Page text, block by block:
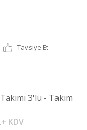
Tavsiye Et
3'lü - Takım
KDV